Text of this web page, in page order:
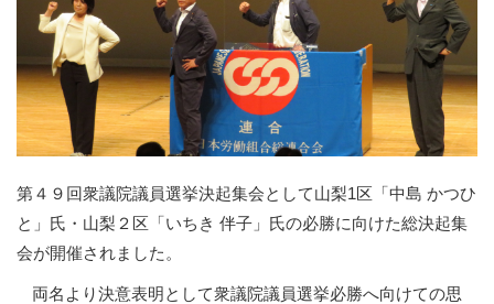
第４９回衆議院議員選挙決起集会として山梨1区「中島 かつひ
と」氏・山梨２区「いちき 伴子」氏の必勝に向けた総決起集
会が開催されました。
両名より決意表明として衆議院議員選挙必勝へ向けての思